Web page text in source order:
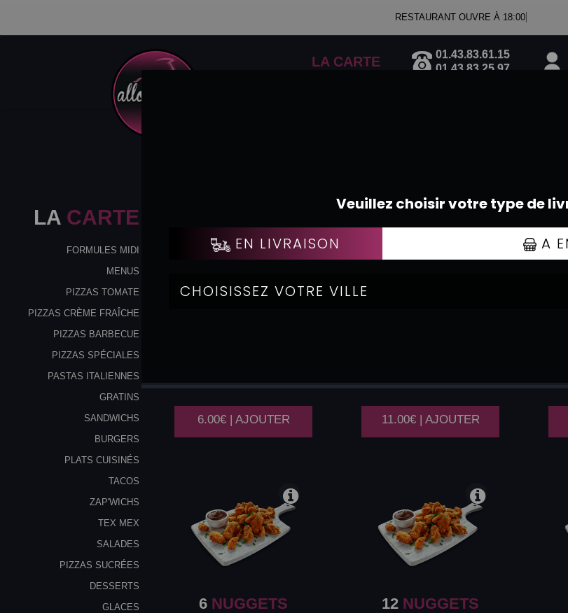
RESTAURANT OUVRE À 18:00
LA CARTE
01.43.83.61.15
01.43.83.25.97
LA CARTE
FORMULES MIDI
MENUS
PIZZAS TOMATE
PIZZAS CRÈME FRAÎCHE
PIZZAS BARBECUE
PIZZAS SPÉCIALES
PASTAS ITALIENNES
GRATINS
SANDWICHS
BURGERS
PLATS CUISINÉS
TACOS
ZAP'WICHS
TEX MEX
SALADES
PIZZAS SUCRÉES
DESSERTS
GLACES
TEX MEX
WINGS
6.00€ | AJOUTER
WINGS
11.00€ | AJOUTER
6 NUGGETS 12 NUGGETS